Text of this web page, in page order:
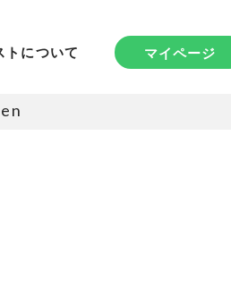
トについて マイページ